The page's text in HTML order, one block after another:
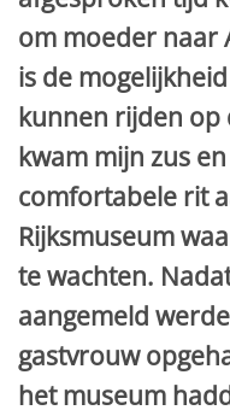
om moeder naar
is de
kunnen rijden op
kwam mijn zus
comfortabele rit
Rijksmuseum
te wachten.
aangemeld
gastvrouw
het museum